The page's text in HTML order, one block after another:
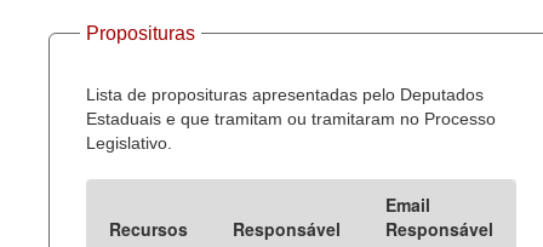
Proposituras
Lista de proposituras apresentadas pelo Deputados
Estaduais e que tramitam ou tramitaram no Processo
Legislativo.
Recursos Responsável
Email
Responsável